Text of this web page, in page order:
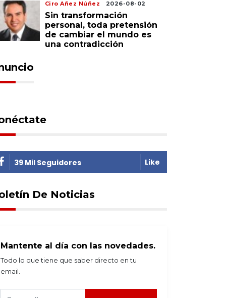
Ciro Añez Núñez 2026-08-02
Sin transformación
personal, toda pretensión
de cambiar el mundo es
una contradicción
39 Mil Seguidores Like
De Noticias
Mantente al día con las novedades.
Todo lo que tiene que saber directo en tu
email.